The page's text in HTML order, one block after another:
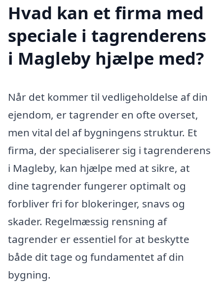
Hvad kan et firma med
speciale i tagrenderens
i Magleby hjælpe med?
Når det kommer til vedligeholdelse af din
ejendom, er tagrender en ofte overset,
men vital del af bygningens struktur. Et
firma, der specialiserer sig i tagrenderens
i Magleby, kan hjælpe med at sikre, at
dine tagrender fungerer optimalt og
forbliver fri for blokeringer, snavs og
skader. Regelmæssig rensning af
tagrender er essentiel for at beskytte
både dit tage og fundamentet af din
bygning.